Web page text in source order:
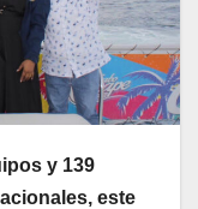
y 139
este